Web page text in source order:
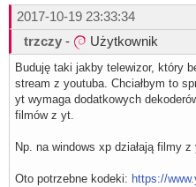
2017-10-19 23:33:34
trzczy - Użytkownik
Buduję taki jakby telewizor, który
stream z youtuba. Chciałbym to
yt wymaga dodatkowych
filmów z yt.
Np. na windows xp działają filmy
Oto potrzebne kodeki: https://